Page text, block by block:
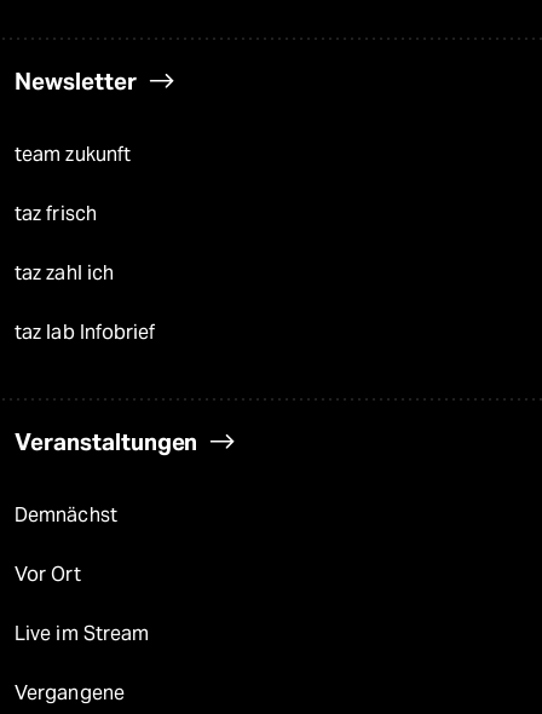
Newsletter
team zukunft
taz frisch
taz zahl ich
taz lab Infobrief
Veranstaltungen
Demnächst
Vor Ort
Live im Stream
Vergangene